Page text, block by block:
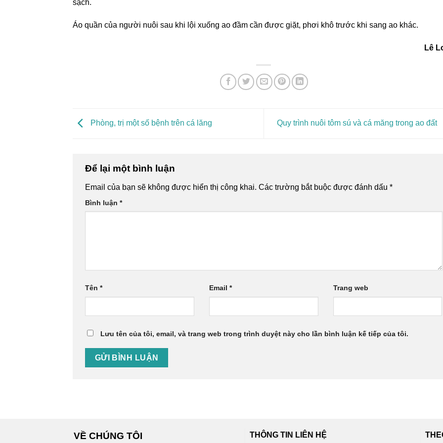
sạch.
Áo quần của người nuôi sau khi lội xuống ao đầm cần được giặt, phơi khô trước khi sang ao khác.
Lê
Phòng, trị một số bệnh trên cá lăng Quy trình nuôi tôm sú và cá măng trong ao đất
Để lại một bình luận
Email của bạn sẽ không được hiển thị công khai. Các trường bắt buộc được đánh dấu *
Bình luận *
Tên * Email * Trang web
Lưu tên của tôi, email, và trang web trong trình duyệt này cho lần bình luận kế tiếp của tôi.
VỀ CHÚNG TÔI THÔNG TIN LIÊN HỆ